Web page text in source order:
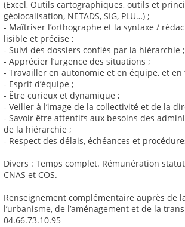
(Excel, Outils cartographiques, outils et
géolocalisation, NETADS, SIG, PLU…) ;
- Maîtriser l’orthographe et la syntaxe /
lisible et précise ;
- Suivi des dossiers confiés par la hiérarchie ;
- Apprécier l’urgence des situations ;
- Travailler en autonomie et en équipe, et
- Esprit d’équipe ;
- Être curieux et dynamique ;
- Veiller à l’image de la collectivité et de la
- Savoir être attentifs aux besoins des
de la hiérarchie ;
- Respect des délais, échéances et
Divers : Temps complet. Rémunération
CNAS et COS.
Renseignement complémentaire auprès de
l’urbanisme, de l’aménagement et de la
04.66.73.10.95